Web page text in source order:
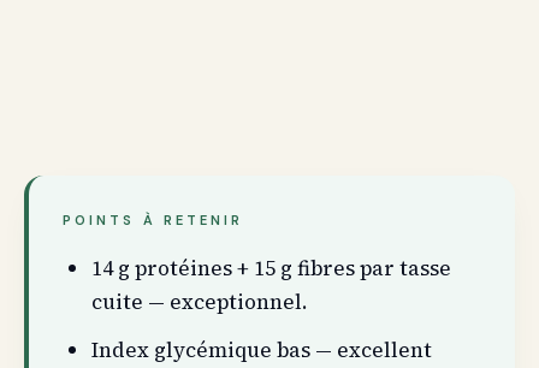
POINTS À RETENIR
14 g protéines + 15 g fibres par tasse
cuite — exceptionnel.
Index glycémique bas — excellent